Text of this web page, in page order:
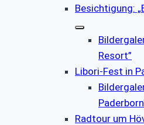
Besichtigung:
Resort”
Libori-Fest in
Radtour um